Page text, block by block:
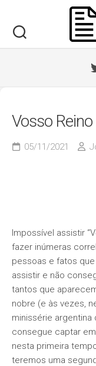
content
Vosso Reino
05/11/2021
Impossível assistir
fazer inúmeras
pessoas e fatos
assistir e não
tantos que
nobre (e às vezes,
minissérie
consegue captar
nesta primeira
teremos uma